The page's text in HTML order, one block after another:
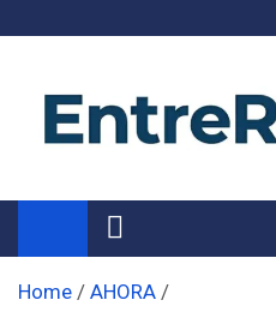
Noticias de
Información de toda la
Home
AHORA